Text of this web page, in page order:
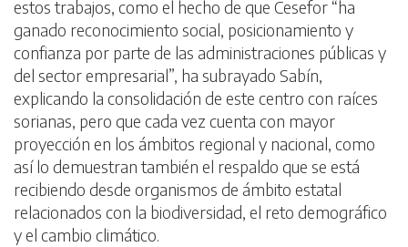
estos trabajos, como el hecho de que Cesefor “ha
ganado reconocimiento social, posicionamiento y
confianza por parte de las administraciones públicas y
del sector empresarial”, ha subrayado Sabín,
explicando la consolidación de este centro con raíces
sorianas, pero que cada vez cuenta con mayor
proyección en los ámbitos regional y nacional, como
así lo demuestran también el respaldo que se está
recibiendo desde organismos de ámbito estatal
relacionados con la biodiversidad, el reto demográfico
y el cambio climático.